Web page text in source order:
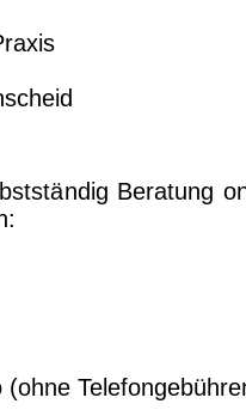
Beratung